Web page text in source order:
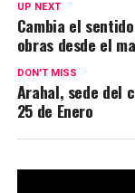
UP NEXT
Cambia el
obras desde el
DON'T MISS
Arahal, sede del
25 de Enero